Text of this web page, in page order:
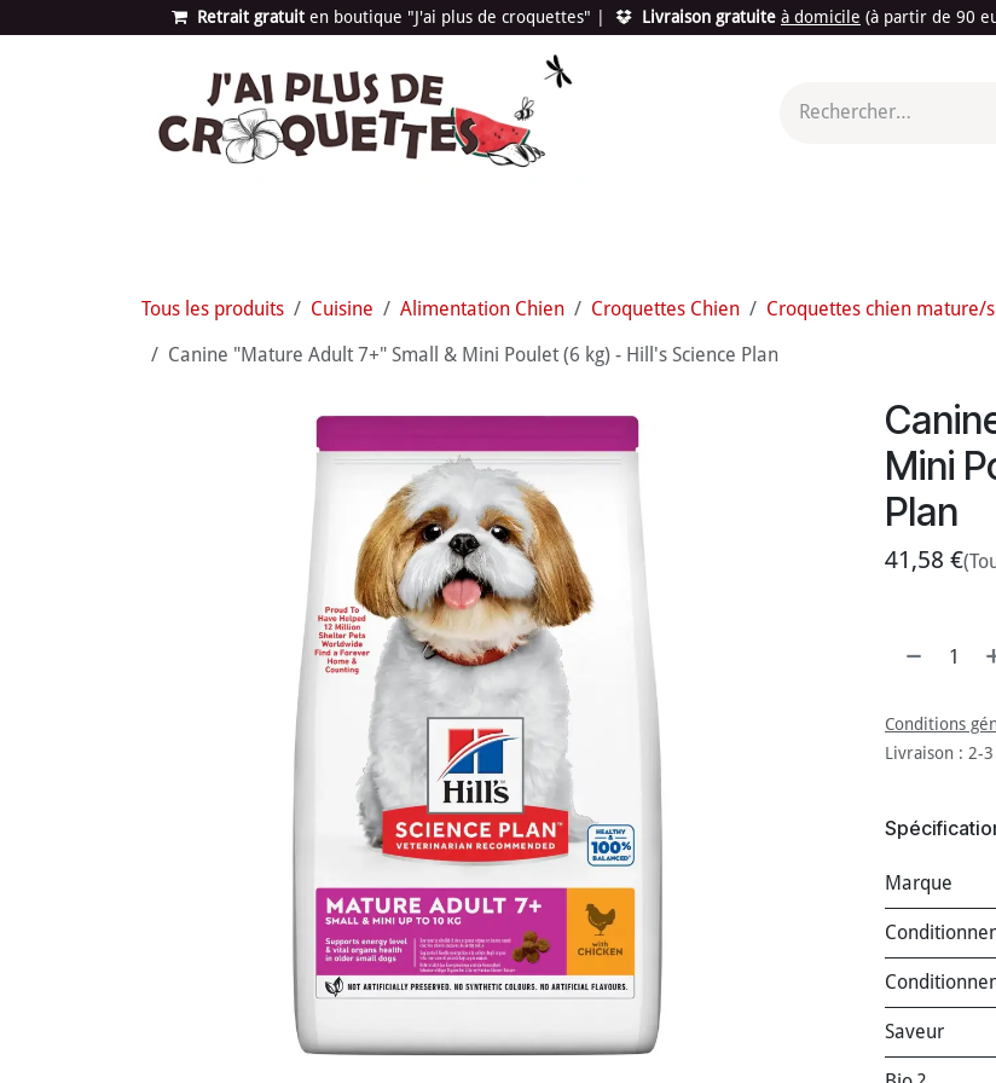
Se rendre au contenu Retrait gratuit en bou​​​​​​tique "J'ai plus de croquettes" Livraison gratuite à domicile (à partir de 90
Tous les produits Cuisine Alimentation Chien Croquettes Chien
Croquettes chien mature/
Canine "Mature Adult 7+" Small & Mini Poulet (6 kg) - Hill's Science Plan
Mini
Plan
41,58 €
Conditions
Livraison : 2-
Marque
Saveur